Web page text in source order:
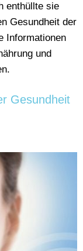
enthüllte sie
Gesundheit der
Informationen
und
Gesundheit